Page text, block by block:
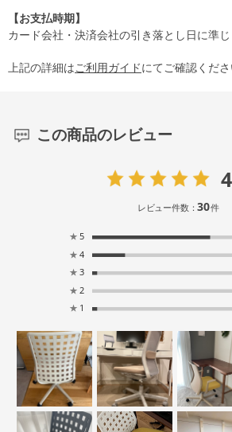
【お支払時期】
カード会社・決済会社の引き落とし日に準じ
上記の詳細はご利用ガイドにてご確認くださ
この商品のレビュー
レビュー件数：30件
★ 5
★ 4
★ 3
★ 2
★ 1